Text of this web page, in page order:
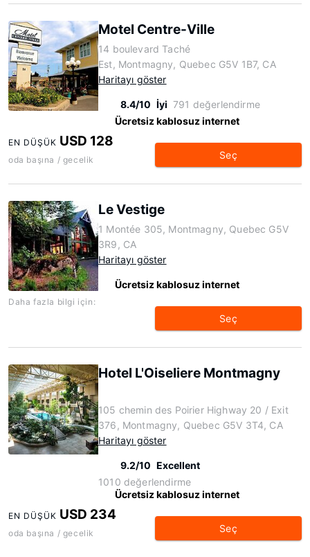
Motel Centre-Ville
14 boulevard Taché
Est, Montmagny, Quebec G5V 1B7, CA
Haritayı göster
8.4/10 İyi 791 değerlendirme
Ücretsiz kablosuz internet
EN DÜŞÜK USD 128
oda başına / gecelik Seç
Le Vestige
1 Montée 305, Montmagny, Quebec G5V
3R9, CA
Haritayı göster
Ücretsiz kablosuz internet
Daha fazla bilgi için:
Seç
Hotel L'Oiseliere Montmagny
105 chemin des Poirier Highway 20 / Exit
376, Montmagny, Quebec G5V 3T4, CA
Haritayı göster
9.2/10 Excellent
1010 değerlendirme
Ücretsiz kablosuz internet
EN DÜŞÜK USD 234
oda başına / gecelik Seç